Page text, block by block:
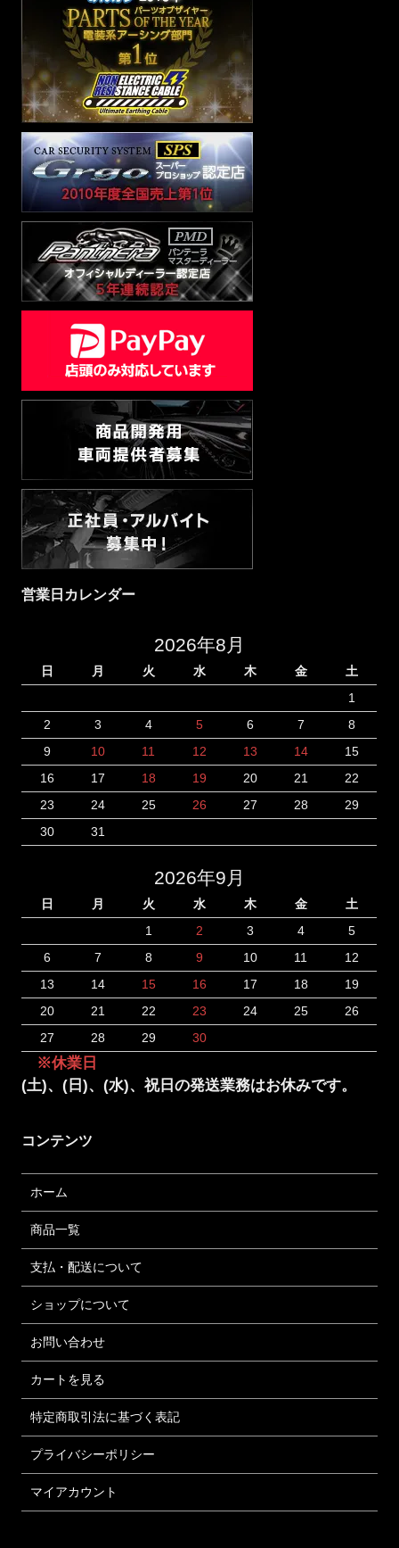
営業日カレンダー
2026年8月
日 月 火 水 木 金
土
1
2
3 4 5 6 7
8
9
10 11 12 13 14
15
16
17 18 19 20 21
22
23
24 25 26 27 28
29
30
31
2026年9月
日 月 火 水 木 金
土
1
2 3 4
5
6
7 8 9 10 11
12
13
14 15 16 17 18
19
20
21 22 23 24 25
26
27
28 29 30
※休業日
(土)、(日)、(水)、祝日の発送業務はお休みです。
コンテンツ
ホーム
商品一覧
支払・配送について
ショップについて
お問い合わせ
カートを見る
特定商取引法に基づく表記
プライバシーポリシー
マイアカウント